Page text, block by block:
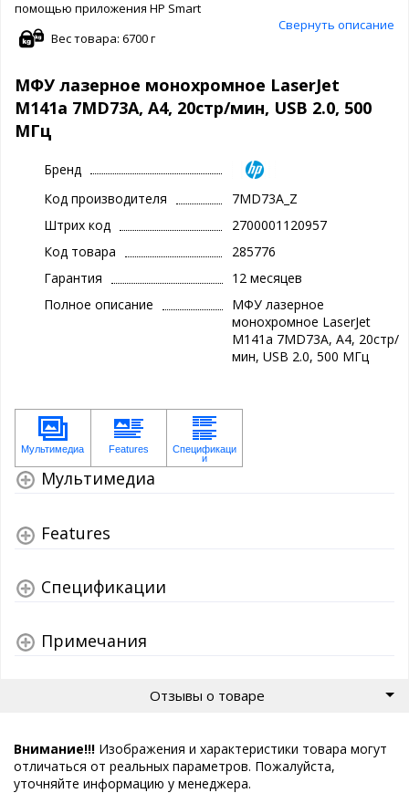
помощью приложения HP Smart
Свернуть описание
Вес товара: 6700 г
МФУ лазерное монохромное LaserJet
M141a 7MD73A, A4, 20стр/мин, USB 2.0, 500
MГц
Бренд
Код производителя
7MD73A_Z
Штрих код
2700001120957
Код товара
285776
Гарантия
12 месяцев
Полное описание
МФУ лазерное
монохромное LaserJet
M141a 7MD73A, A4, 20стр/
мин, USB 2.0, 500 MГц
Мультимедиа
Features
Спецификации
Примечания
Отзывы о товаре
Внимание!!! Изображения и характеристики товара могут
отличаться от реальных параметров. Пожалуйста,
уточняйте информацию у менеджера.